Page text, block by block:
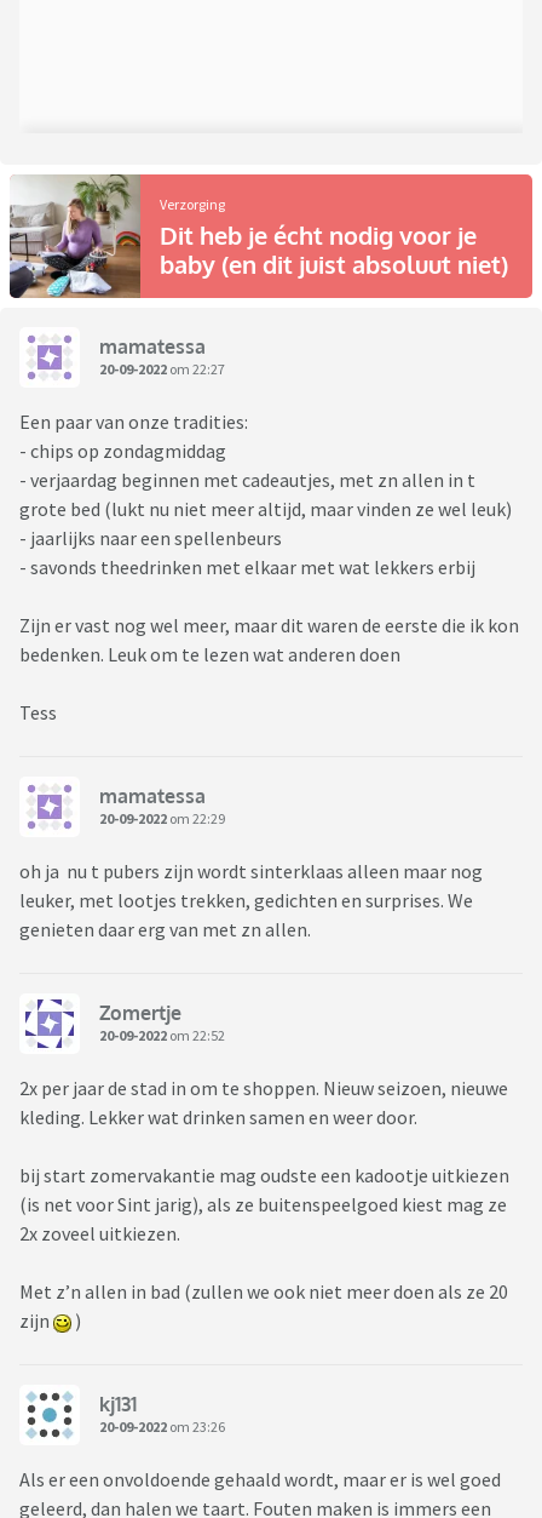
Verzorging
Dit heb je écht nodig voor je
baby (en dit juist absoluut niet)
mamatessa
20-09-2022 om 22:27
Een paar van onze tradities:
- chips op zondagmiddag
- verjaardag beginnen met cadeautjes, met zn allen in t
grote bed (lukt nu niet meer altijd, maar vinden ze wel leuk)
- jaarlijks naar een spellenbeurs
- savonds theedrinken met elkaar met wat lekkers erbij
Zijn er vast nog wel meer, maar dit waren de eerste die ik kon
bedenken. Leuk om te lezen wat anderen doen
Tess
mamatessa
20-09-2022 om 22:29
oh ja nu t pubers zijn wordt sinterklaas alleen maar nog
leuker, met lootjes trekken, gedichten en surprises. We
genieten daar erg van met zn allen.
Zomertje
20-09-2022 om 22:52
2x per jaar de stad in om te shoppen. Nieuw seizoen, nieuwe
kleding. Lekker wat drinken samen en weer door.
bij start zomervakantie mag oudste een kadootje uitkiezen
(is net voor Sint jarig), als ze buitenspeelgoed kiest mag ze
2x zoveel uitkiezen.
Met z’n allen in bad (zullen we ook niet meer doen als ze 20
zijn
)
kj131
20-09-2022 om 23:26
Als er een onvoldoende gehaald wordt, maar er is wel goed
geleerd, dan halen we taart. Fouten maken is immers een